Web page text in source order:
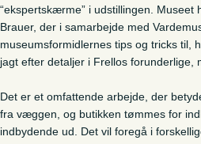
“ekspertskærme” i udstillingen. Museet
Brauer, der i samarbejde med
museumsformidlernes tips og tricks til,
jagt efter detaljer i Frellos forunderlige,
Det er et omfattende arbejde, der
fra væggen, og butikken tømmes for
indbydende ud. Det vil foregå i